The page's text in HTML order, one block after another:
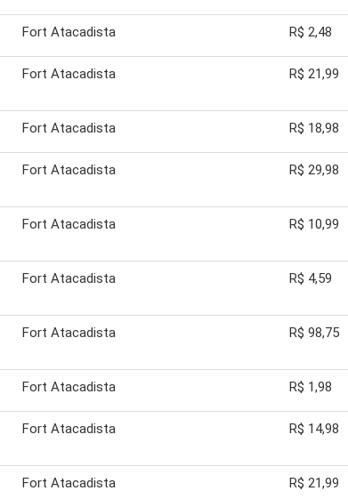
Fort Atacadista R$ 2,48
Fort Atacadista R$ 21,99
Fort Atacadista R$ 18,98
Fort Atacadista R$ 29,98
Fort Atacadista R$ 10,99
Fort Atacadista R$ 4,59
Fort Atacadista R$ 98,75
Fort Atacadista R$ 1,98
Fort Atacadista R$ 14,98
Fort Atacadista R$ 21,99